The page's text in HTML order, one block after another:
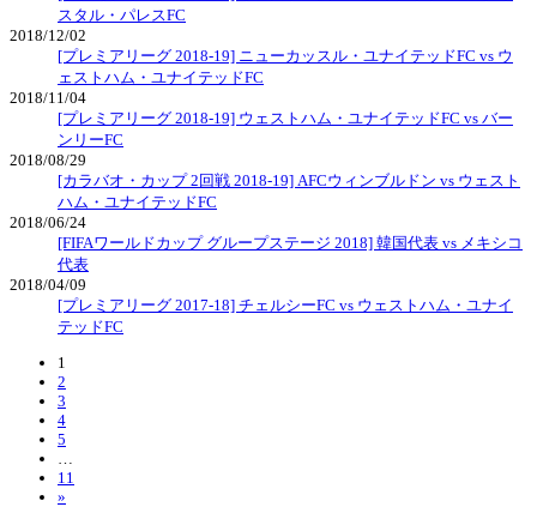
スタル・パレスFC
2018/12/02
[プレミアリーグ 2018-19] ニューカッスル・ユナイテッドFC vs ウ
ェストハム・ユナイテッドFC
2018/11/04
[プレミアリーグ 2018-19] ウェストハム・ユナイテッドFC vs バー
ンリーFC
2018/08/29
[カラバオ・カップ 2回戦 2018-19] AFCウィンブルドン vs ウェスト
ハム・ユナイテッドFC
2018/06/24
[FIFAワールドカップ グループステージ 2018] 韓国代表 vs メキシコ
代表
2018/04/09
[プレミアリーグ 2017-18] チェルシーFC vs ウェストハム・ユナイ
テッドFC
1
2
3
4
5
11
»